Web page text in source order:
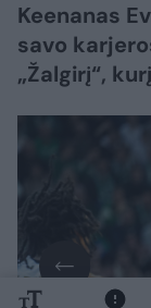
Keenanas
savo
„Žalgirį“,